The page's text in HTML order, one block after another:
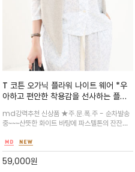
T 코튼 오가닉 플라워 나이트 웨어 *우
아하고 편안한 착용감을 선사하는 플라
워 패턴 파자마 세트
md강력추천 신상품 ★주.문.폭.주 - 순차발송
중~~~산뜻한 화이트 바탕에 파스텔톤의 잔잔한
가볍고 부드러운 소재로 제작되어 숙면을 취하는
데 도움을 주며, 세트로 착용하거나 단품으로 활
용하기 좋은 데일리 파자마
59,000원